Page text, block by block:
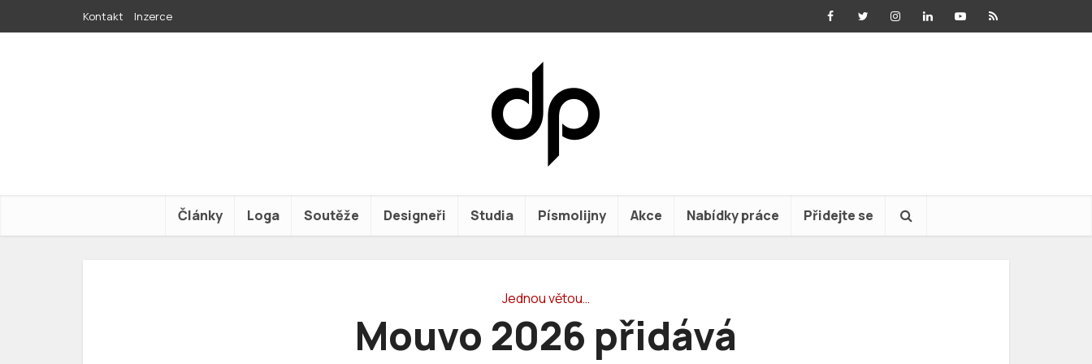
Kontakt Inzerce
Články Loga Soutěže Designeři Studia Písmolijny Akce Nabídky práce Přidejte se
Jednou větou…
Mouvo 2026 přidává